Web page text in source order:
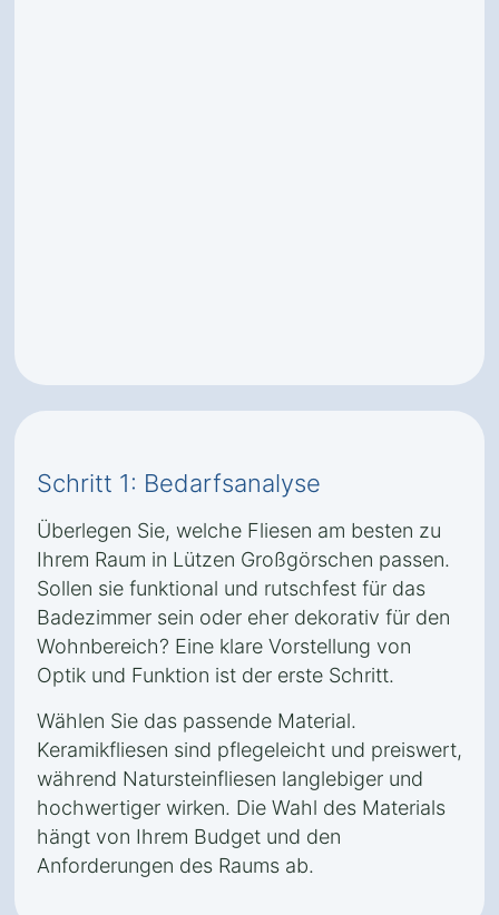
Schritt 1: Bedarfsanalyse
Überlegen Sie, welche Fliesen am besten zu
Ihrem Raum in Lützen Großgörschen passen.
Sollen sie funktional und rutschfest für das
Badezimmer sein oder eher dekorativ für den
Wohnbereich? Eine klare Vorstellung von
Optik und Funktion ist der erste Schritt.
Wählen Sie das passende Material.
Keramikfliesen sind pflegeleicht und preiswert,
während Natursteinfliesen langlebiger und
hochwertiger wirken. Die Wahl des Materials
hängt von Ihrem Budget und den
Anforderungen des Raums ab.